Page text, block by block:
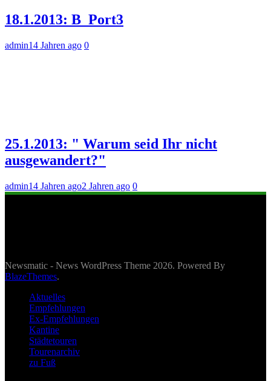
18.1.2013: B_Port3
admin14 Jahren ago 0
25.1.2013: " Warum seid Ihr nicht
ausgewandert?"
admin14 Jahren ago2 Jahren ago 0
Newsmatic - News WordPress Theme 2026. Powered By
BlazeThemes.
Aktuelles
Empfehlungen
Ex-Empfehlungen
Kantine
Städtetouren
Tourenarchiv
zu Fuß